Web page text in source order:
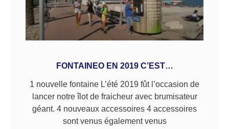
FONTAINEO EN 2019 C’EST…
1 nouvelle fontaine L’été 2019 fût l’occasion de
lancer notre îlot de fraicheur avec brumisateur
géant. 4 nouveaux accessoires 4 accessoires
sont venus également venus